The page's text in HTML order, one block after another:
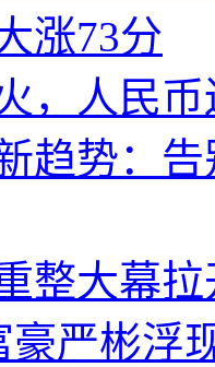
涨73分
，人民
趋势：
整大幕
豪严彬浮